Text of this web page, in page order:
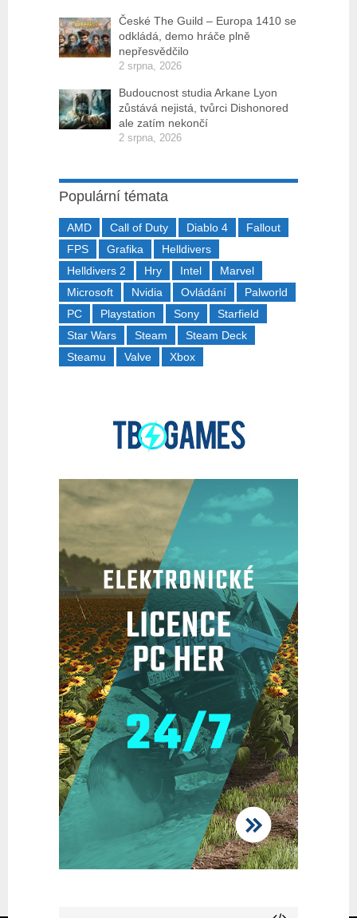
České The Guild – Europa 1410 se
odkládá, demo hráče plně
nepřesvědčilo
2 srpna, 2026
Budoucnost studia Arkane Lyon
zůstává nejistá, tvůrci Dishonored
ale zatím nekončí
2 srpna, 2026
Populární témata
AMD Call of Duty Diablo 4
Fallout
FPS
Grafika
Helldivers
Helldivers 2
Hry Intel
Marvel
Microsoft
Nvidia Ovládání
Palworld
PC
Playstation Sony
Starfield
Star Wars
Steam
Steam Deck
Steamu
Valve Xbox